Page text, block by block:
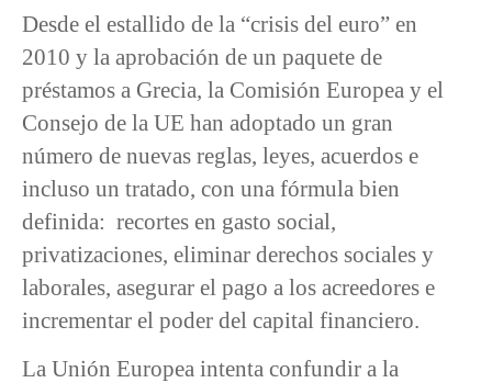
Desde el estallido de la “crisis del euro” en
2010 y la aprobación de un paquete de
préstamos a Grecia, la Comisión Europea y el
Consejo de la UE han adoptado un gran
número de nuevas reglas, leyes, acuerdos e
incluso un tratado, con una fórmula bien
definida: recortes en gasto social,
privatizaciones, eliminar derechos sociales y
laborales, asegurar el pago a los acreedores e
incrementar el poder del capital financiero.
La Unión Europea intenta confundir a la